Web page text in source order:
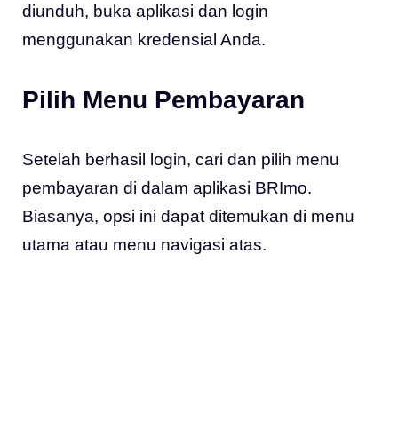
diunduh, buka aplikasi dan login
menggunakan kredensial Anda.
Pilih Menu Pembayaran
Setelah berhasil login, cari dan pilih menu
pembayaran di dalam aplikasi BRImo.
Biasanya, opsi ini dapat ditemukan di menu
utama atau menu navigasi atas.